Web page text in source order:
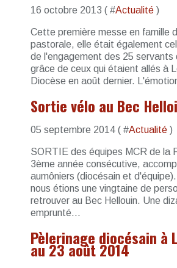
16 octobre 2013 ( #Actualité )
Cette première messe en famille
pastorale, elle était également
de l'engagement des 25
grâce de ceux qui étaient allés à
Diocèse en août dernier.
Sortie vélo au Bec
05 septembre 2014 ( #Actualité )
SORTIE des équipes MCR de la
3ème année consécutive,
aumôniers (diocésain et
nous étions une vingtaine de
retrouver au Bec Hellouin. Une
emprunté...
Pèlerinage diocésain à
au 23 août 2014